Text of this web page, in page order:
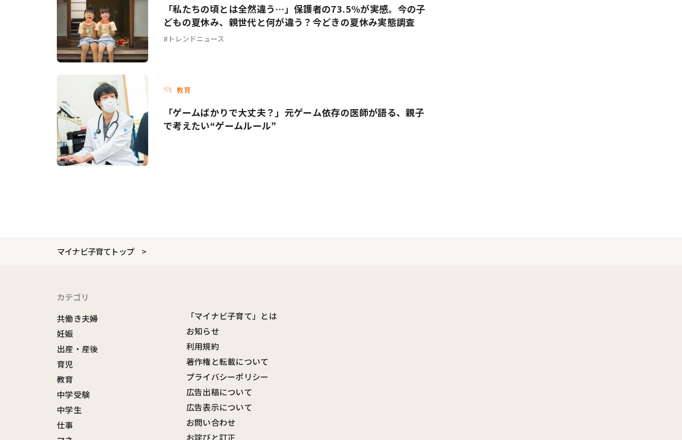
「私たちの頃とは全然違う…」保護者の73.5%が実感。今の子
どもの夏休み、親世代と何が違う？今どきの夏休み実態調査
トレンドニュース
教育
「ゲームばかりで大丈夫？」元ゲーム依存の医師が語る、親子
で考えたい“ゲームルール”
マイナビ子育てトップ
カテゴリ
共働き夫婦
妊娠
出産・産後
育児
教育
中学受験
中学生
仕事
「マイナビ子育て」とは
お知らせ
利用規約
著作権と転載について
プライバシーポリシー
広告出稿について
広告表示について
お問い合わせ
お詫びと訂正